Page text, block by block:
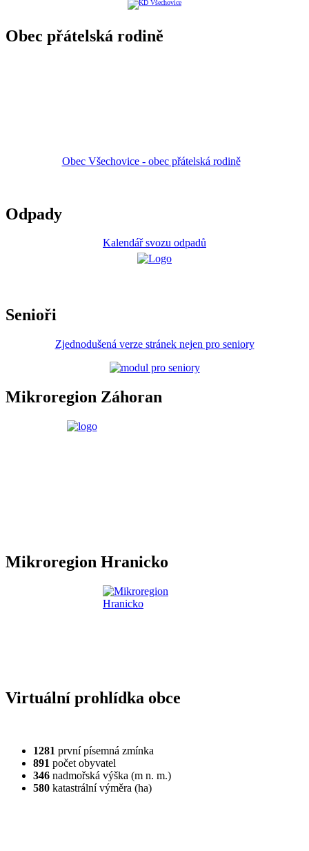
Obec přátelská rodině
Obec Všechovice - obec přátelská rodině
Odpady
Kalendář svozu odpadů
Senioři
Zjednodušená verze stránek nejen pro seniory
Mikroregion Záhoran
Mikroregion Hranicko
Virtuální prohlídka obce
1281 první písemná zmínka
891 počet obyvatel
346 nadmořská výška (m n. m.)
580 katastrální výměra (ha)